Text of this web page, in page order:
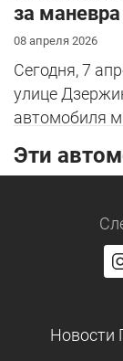
за маневра
08 апреля 2026
Сегодня, 7
улице
автомобиля
Эти
Новости